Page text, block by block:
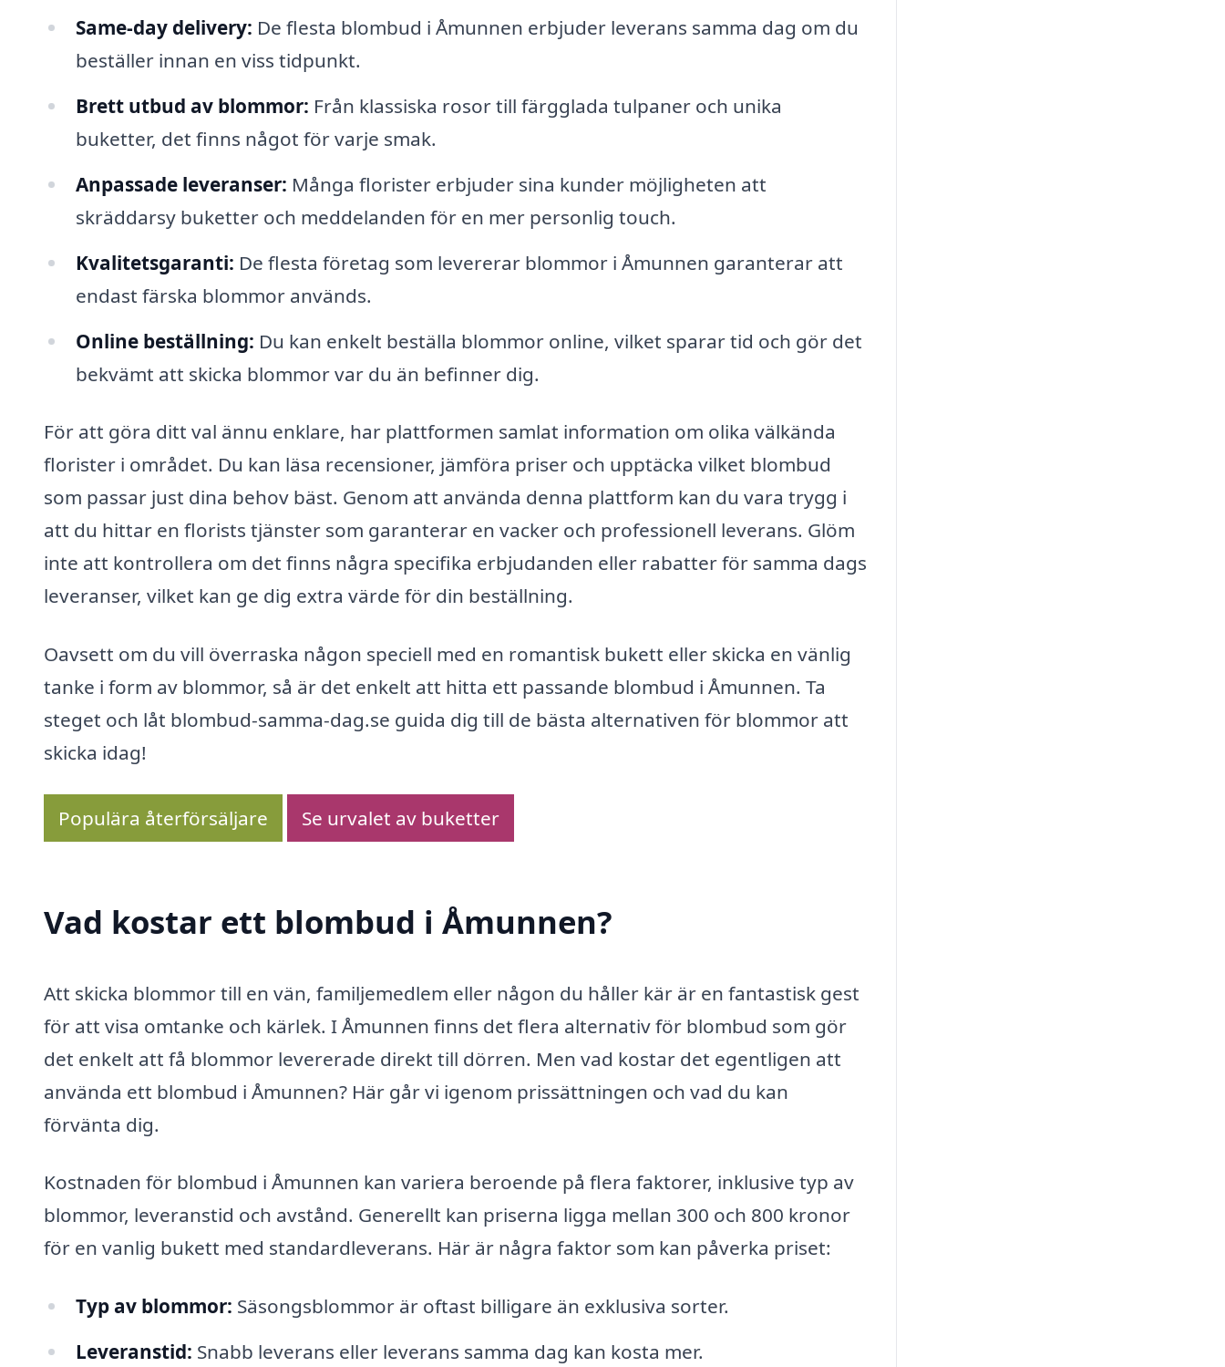
Same-day delivery: De flesta blombud i Åmunnen erbjuder leverans samma dag om du
beställer innan en viss tidpunkt.
Brett utbud av blommor: Från klassiska rosor till färgglada tulpaner och unika
buketter, det finns något för varje smak.
Anpassade leveranser: Många florister erbjuder sina kunder möjligheten att
skräddarsy buketter och meddelanden för en mer personlig touch.
Kvalitetsgaranti: De flesta företag som levererar blommor i Åmunnen garanterar att
endast färska blommor används.
Online beställning: Du kan enkelt beställa blommor online, vilket sparar tid och gör det
bekvämt att skicka blommor var du än befinner dig.
För att göra ditt val ännu enklare, har plattformen samlat information om olika välkända
florister i området. Du kan läsa recensioner, jämföra priser och upptäcka vilket blombud
som passar just dina behov bäst. Genom att använda denna plattform kan du vara trygg i
att du hittar en florists tjänster som garanterar en vacker och professionell leverans. Glöm
inte att kontrollera om det finns några specifika erbjudanden eller rabatter för samma dags
leveranser, vilket kan ge dig extra värde för din beställning.
Oavsett om du vill överraska någon speciell med en romantisk bukett eller skicka en vänlig
tanke i form av blommor, så är det enkelt att hitta ett passande blombud i Åmunnen. Ta
steget och låt blombud-samma-dag.se guida dig till de bästa alternativen för blommor att
skicka idag!
Populära återförsäljare Se urvalet av buketter
Vad kostar ett blombud i Åmunnen?
Att skicka blommor till en vän, familjemedlem eller någon du håller kär är en fantastisk gest
för att visa omtanke och kärlek. I Åmunnen finns det flera alternativ för blombud som gör
det enkelt att få blommor levererade direkt till dörren. Men vad kostar det egentligen att
använda ett blombud i Åmunnen? Här går vi igenom prissättningen och vad du kan
förvänta dig.
Kostnaden för blombud i Åmunnen kan variera beroende på flera faktorer, inklusive typ av
blommor, leveranstid och avstånd. Generellt kan priserna ligga mellan 300 och 800 kronor
för en vanlig bukett med standardleverans. Här är några faktor som kan påverka priset:
Typ av blommor: Säsongsblommor är oftast billigare än exklusiva sorter.
Leveranstid: Snabb leverans eller leverans samma dag kan kosta mer.